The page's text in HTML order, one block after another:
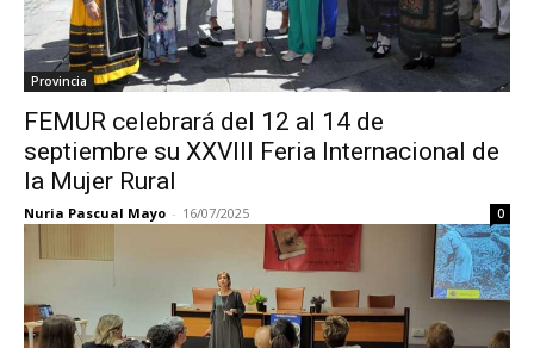
Provincia
FEMUR celebrará del 12 al 14 de
septiembre su XXVIII Feria Internacional de
la Mujer Rural
Nuria Pascual Mayo - 16/07/2025 0